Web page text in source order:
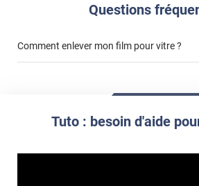
Questions
Comment enlever mon film pour vitre ?
Tuto : besoin d'aide